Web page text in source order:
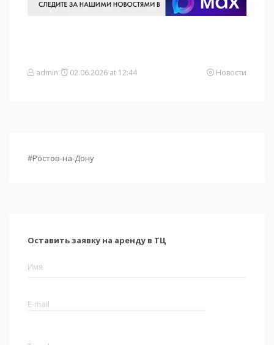
admin 02.06.2026 at 12:44 Новости
#Ростов-на-Дону
Оставить заявку на аренду в ТЦ